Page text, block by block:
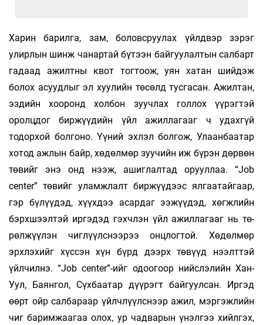
Харин барилга, зам, боловс­руулах үйлдвэр зэрэг
улирлын шинж ча­нар­тай бүтээн байгуулалтын салбарт
гадаад ажилт­­ны квот тогтоож, уян хатан шийдэж
болох асуудлыг эл хуулийн төсөлд тус­гасан. Ажил­тан,
эздийн хооронд холбон зуучлах гол­лох үүрэгтэй
оролцдог биржүүдийн үйл ажил­­лагааг ч удахгүй
тодорхой болгоно. Үүний эх­лэл болгож, Улаанбаатар
хотод ажлын байр, хө­­­дөл­мөр зуучийн иж бүрэн дөрвөн
төвийг энэ онд нээж, ашиглалтад орууллаа. “Job
center” тө­вийг уламжлалт биржүүдээс ялгаатайгаар,
гэр бүлүүдэд, хүүхдээ асардаг ээжүүдэд, хөгж­лийн
бэрх­­­шээлтэй иргэдэд гэхчлэн үйл ажил­ла­гааг нь тө­
рөлжүүлэн чиглүүлснээрээ онц­логтой. Хө­­дөл­­­мөр
эрхлэхийг хүссэн хүн бүрд дээрх тө­вүүд нээлттэй
үйлчилнэ. “Job center”-ийг одоо­гоор нийслэлийн Хан-
Уул, Баянгол, Сүх­баа­тар дүү­рэгт байгуулсан. Ир­гэд
өөрт ойр сал­бараар үйлч­лүүлс­нээр ажил, мэр­­гэжлийн
чиг барим­жаагаа олох, ур чад­варын үнэлгээ хийл­гэх,